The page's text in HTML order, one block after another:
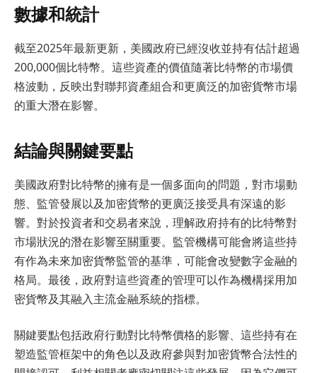
數據和統計
截至2025年最新更新，美國政府已經沒收並持有估計超過
200,000個比特幣。這些資產的價值隨著比特幣的市場價
格波動，反映出對聯邦資產組合和更廣泛的加密貨幣市場
的重大潛在影響。
結論與關鍵要點
美國政府對比特幣的擁有是一個多面向的問題，對市場動
態、監管發展以及加密貨幣的更廣泛接受具有深遠的影
響。對於投資者和交易者來說，理解政府持有的比特幣對
市場狀況的潛在影響至關重要。監管機構可能會將這些持
有作為未來加密貨幣監管的基準，可能會改變數字金融的
格局。最後，政府對這些資產的管理可以作為機構採用加
密貨幣及其融入主流金融系統的指標。
關鍵要點包括政府行動對比特幣價格的影響、這些持有在
塑造監管框架中的角色以及政府參與對加密貨幣合法性的